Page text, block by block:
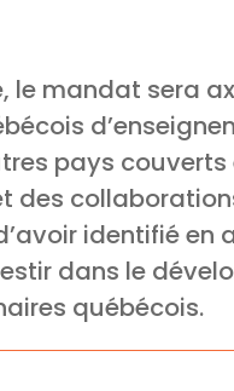
le mandat sera
pays couverts
des
identifié en
dans le
québécois.